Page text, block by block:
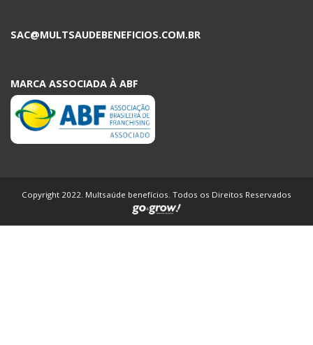
SAC@MULTSAUDEBENEFICIOS.COM.BR
MARCA ASSOCIADA À ABF
Copyright 2022. Multsaúde benefícios. Todos os Direitos Reservados